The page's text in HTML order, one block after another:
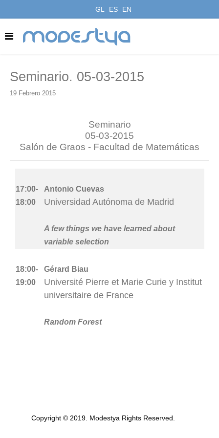
GL ES EN
modestya
Seminario. 05-03-2015
19 Febrero 2015
Seminario
05-03-2015
Salón de Graos - Facultad de Matemáticas
17:00-
18:00
Antonio Cuevas
Universidad Autónoma de Madrid
A few things we have learned about
variable selection
18:00-
19:00
Gérard Biau
Université Pierre et Marie Curie y Institut
universitaire de France
Random Forest
Copyright © 2019. Modestya Rights Reserved.